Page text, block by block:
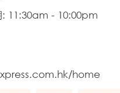
11:30am - 10:00pm
home